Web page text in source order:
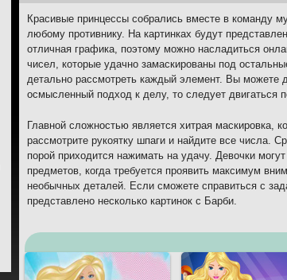
Красивые принцессы собрались вместе в команду
любому противнику. На картинках будут
отличная графика, поэтому можно насладиться
чисел, которые удачно замаскированы под
детально рассмотреть каждый элемент. Вы можете
осмысленный подход к делу, то следует двигаться
Главной сложностью является хитрая
рассмотрите рукоятку шпаги и найдите все числа.
порой приходится нажимать на удачу. Девочки
предметов, когда требуется проявить максимум
необычных деталей. Если сможете справиться с
представлено несколько картинок с Барби.